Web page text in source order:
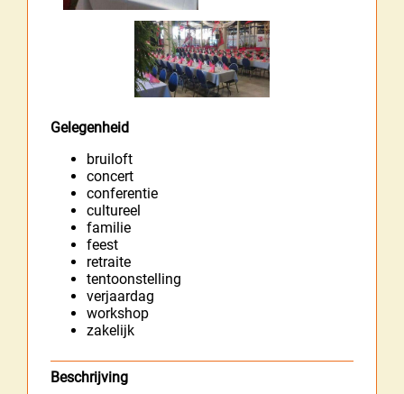
Gelegenheid
bruiloft
concert
conferentie
cultureel
familie
feest
retraite
tentoonstelling
verjaardag
workshop
zakelijk
Beschrijving